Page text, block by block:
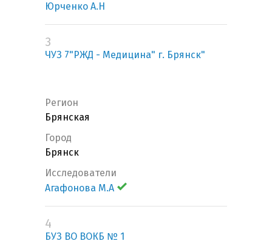
Юрченко А.Н
3
ЧУЗ 7"РЖД - Медицина" г. Брянск"
Регион
Брянская
Город
Брянск
Исследователи
Агафонова М.А
4
БУЗ ВО ВОКБ № 1